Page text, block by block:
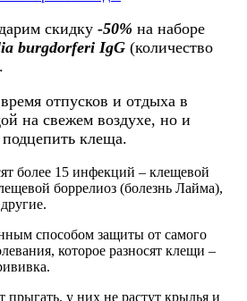
скидку -50% на наборе
burgdorferi IgG ​(количество
отпусков и отдыха в
на свежем воздухе, но и
подцепить клеща.
более 15 инфекций – клещевой
боррелиоз (болезнь Лайма),
способом защиты от самого
которое разносят клещи –
у них не растут крылья и